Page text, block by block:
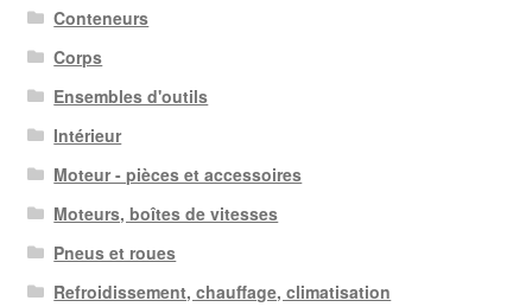
Conteneurs
Corps
Ensembles d'outils
Intérieur
Moteur - pièces et accessoires
Moteurs, boîtes de vitesses
Pneus et roues
Refroidissement, chauffage, climatisation